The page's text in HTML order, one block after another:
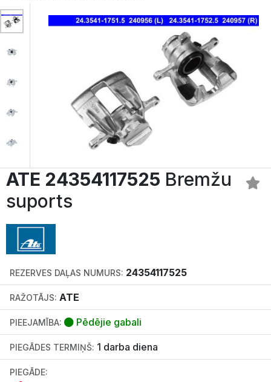
ATE 24354117525 Bremžu
suports
REZERVES DAĻAS NUMURS: 24354117525
RAŽOTĀJS: ATE
PIEEJAMĪBA: Pēdējie gabali
PIEGĀDES TERMIŅŠ: 1 darba diena
PIEGĀDE: